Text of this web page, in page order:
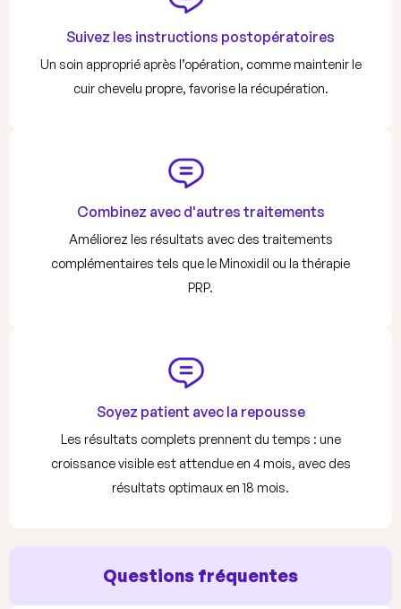
Suivez les instructions postopératoires
Un soin approprié après l’opération, comme maintenir le
cuir chevelu propre, favorise la récupération.
Combinez avec d'autres traitements
Améliorez les résultats avec des traitements
complémentaires tels que le Minoxidil ou la thérapie
PRP.
Soyez patient avec la repousse
Les résultats complets prennent du temps : une
croissance visible est attendue en 4 mois, avec des
résultats optimaux en 18 mois.
Questions fréquentes